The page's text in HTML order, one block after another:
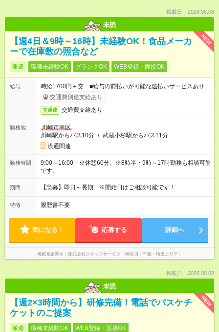
掲載日：2026.08.08
未読
NEW
【週4日＆9時～16時】未経験OK！食品メーカ
ーで在庫数の照合など
派遣 職種未経験OK ブランクOK WEB登録・面接OK
給与
時給1700円＋交 ■給与の前払いが可能な速払いサービスあり
交通費別途支給あり
交通費 交通費支給あり
勤務地
川崎市幸区
川崎駅からバス10分 / 武蔵小杉駅からバス11分
流通関連
勤務時間
9:00～16:00 ※休憩60分。※8時半・9時～17時勤務も相談可能
です。
期間 【急募】即日～長期 ※開始日はご相談可能です！
特徴 履歴書不要
気になる！ 応募する 詳細へ
掲載元企業名 株式会社スタッフサービス（神奈川・千葉・埼玉エリア）
掲載日：2026.08.08
未読
NEW
【週2×3時間から】研修完備！電話でバスケチ
ケットのご提案
派遣 職種未経験OK WEB登録・面接OK